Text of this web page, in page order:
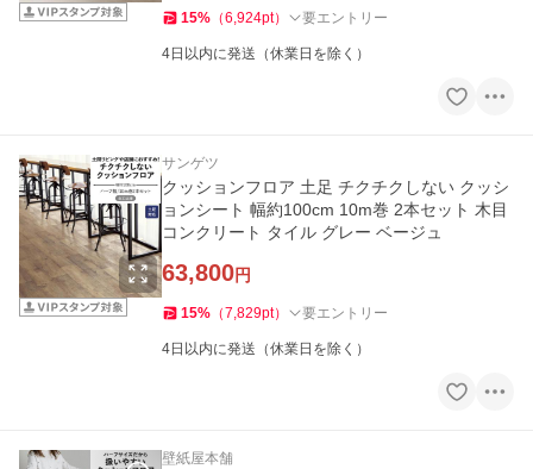
15% （6,924pt） 要エントリー
4日以内に発送（休業日を除く）
サンゲツ
クッションフロア 土足 チクチクしない クッシ
ョンシート 幅約100cm 10m巻 2本セット 木目
コンクリート タイル グレー ベージュ
63,800円
15% （7,829pt） 要エントリー
4日以内に発送（休業日を除く）
壁紙屋本舗